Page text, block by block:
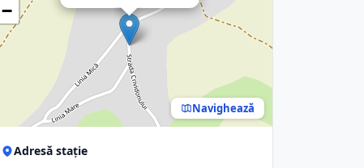
−
Navighează
Adresă stație